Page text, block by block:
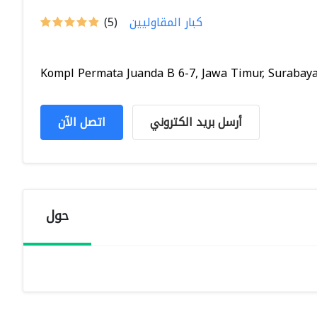
(5) كبار المقاوليين
Kompl Permata Juanda B 6-7, Jawa Timur,
اتصل الآن أرسل بريد الكتروني
حول